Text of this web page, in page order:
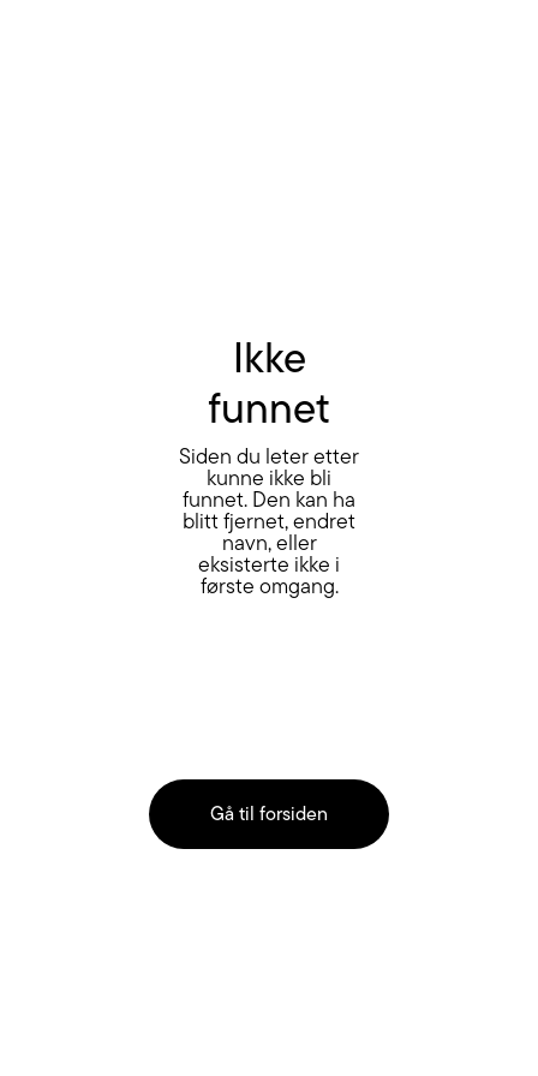
Ikke
funnet
Siden du leter etter
kunne ikke bli
funnet. Den kan ha
blitt fjernet, endret
navn, eller
eksisterte ikke i
første omgang.
Gå til forsiden